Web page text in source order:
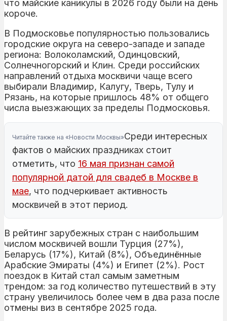
что майские каникулы в 2026 году были на день
короче.
В Подмосковье популярностью пользовались
городские округа на северо-западе и западе
региона: Волоколамский, Одинцовский,
Солнечногорский и Клин. Среди российских
направлений отдыха москвичи чаще всего
выбирали Владимир, Калугу, Тверь, Тулу и
Рязань, на которые пришлось 48% от общего
числа выезжающих за пределы Подмосковья.
Читайте также на «Новости Москвы»Среди интересных
фактов о майских праздниках стоит
отметить, что 16 мая признан самой
популярной датой для свадеб в Москве в
мае, что подчеркивает активность
москвичей в этот период.
В рейтинг зарубежных стран с наибольшим
числом москвичей вошли Турция (27%),
Беларусь (17%), Китай (8%), Объединённые
Арабские Эмираты (4%) и Египет (2%). Рост
поездок в Китай стал самым заметным
трендом: за год количество путешествий в эту
страну увеличилось более чем в два раза после
отмены виз в сентябре 2025 года.